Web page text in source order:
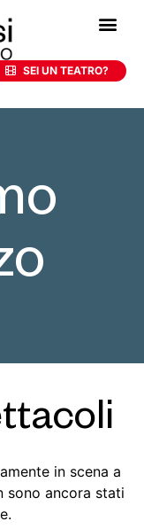
SEI UN TEATRO?
in scena a
sono ancora stati